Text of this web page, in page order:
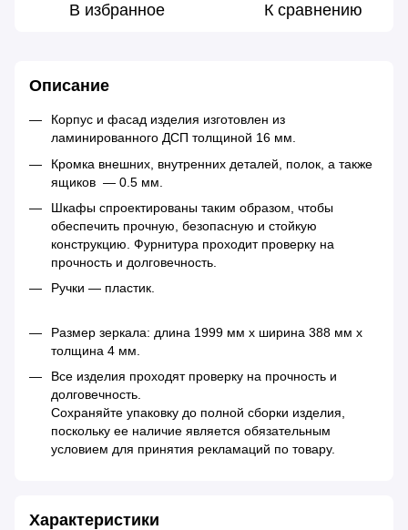
В избранное К сравнению
Описание
Корпус и фасад изделия изготовлен из
ламинированного ДСП толщиной 16 мм.
Кромка внешних, внутренних деталей, полок, а также
ящиков — 0.5 мм.
Шкафы спроектированы таким образом, чтобы
обеспечить прочную, безопасную и стойкую
конструкцию. Фурнитура проходит проверку на
прочность и долговечность.
Ручки — пластик.
Размер зеркала: длина 1999 мм х ширина 388 мм х
толщина 4 мм.
Все изделия проходят проверку на прочность и
долговечность.
Сохраняйте упаковку до полной сборки изделия,
поскольку ее наличие является обязательным
условием для принятия рекламаций по товару.
Характеристики